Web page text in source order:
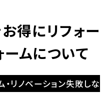
得にリフォー
ームについて
・リノベーション失敗しな